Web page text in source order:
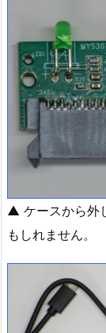
▲ ケースから外
もしれません。